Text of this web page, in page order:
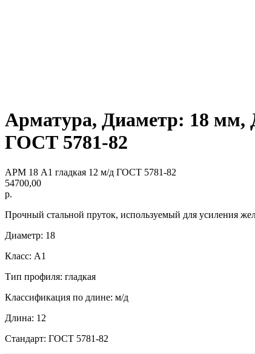
Арматура, Диаметр: 18 мм,
ГОСТ 5781-82
АРМ 18 А1 гладкая 12 м/д ГОСТ 5781-82
54700,00
р.
Прочный стальной пруток, используемый для усиления
Диаметр: 18
Класс: А1
Тип профиля: гладкая
Классификация по длине: м/д
Длина: 12
Стандарт: ГОСТ 5781-82